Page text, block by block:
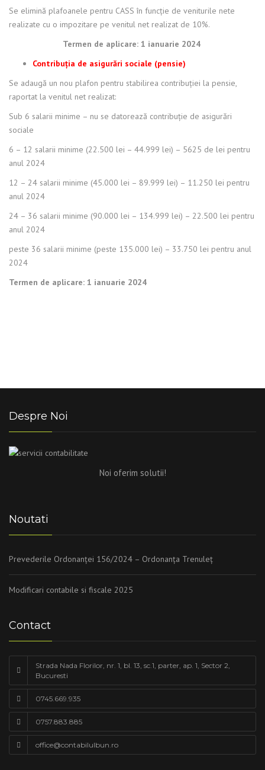
Se elimină plafoanele pentru CASS în funcție de veniturile nete
realizate cu o impozitare pe venitul net realizat de 10%.
Termen de aplicare: 1 ianuarie 2024
Contribuția de asigurări sociale (pensie)
Se adaugă un nou plafon pentru stabilirea contribuției la pensie,
raportat la venitul net realizat:
Sub 6 salarii minime – nu se datorează contribuție de asigurări
sociale
6 – 12 salarii minime (22.500 lei – 44.999 lei) – 5625 de lei pentru
anul 2024
12 – 24 salarii minime (45.000 lei – 89.999 lei) – 11.250 lei pentru
anul 2024
24 – 36 salarii minime (90.000 lei – 134.999 lei) – 22.500 lei pentru
anul 2024
peste 36 salarii minime (peste 135.000 lei) – 33.750 lei pentru anul
2024
Termen de aplicare: 1 ianuarie 2024
Despre Noi
Noi oferim solutii!
Noutati
Prevederile Ordonanței 156/2024 – Ordonanța Trenuleț
Modificari contabile si fiscale 2025
Contact
Strada Nada Florilor, nr. 1, bl. 13, sc.1, parter, ap. 1, Sector 2,
Bucuresti
0745.669.935
0757.883.885
office@contabilulbun.ro